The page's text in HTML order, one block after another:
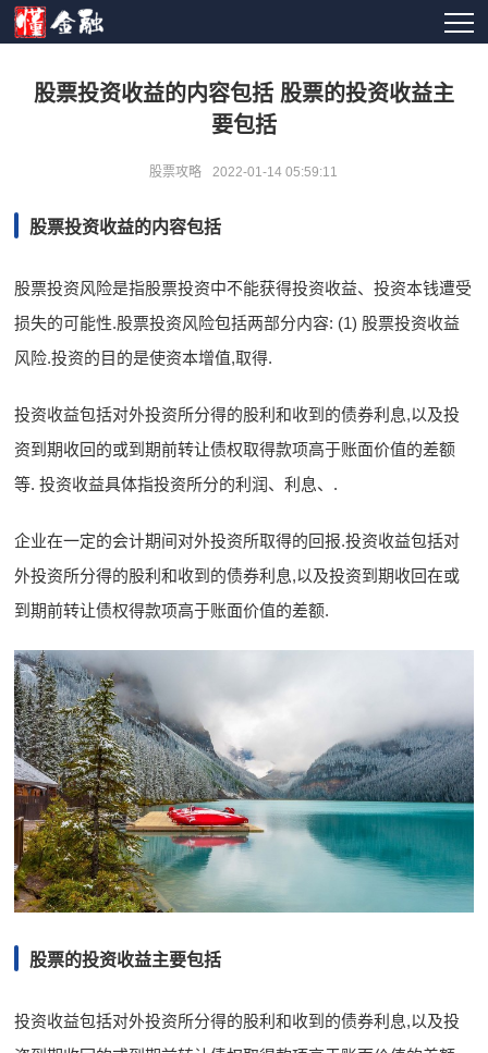
股票投资收益的内容包括 股票的投资收益主
要包括
股票攻略 2022-01-14 05:59:11
股票投资收益的内容包括
股票投资风险是指股票投资中不能获得投资收益、投资本钱遭受
损失的可能性.股票投资风险包括两部分内容: (1) 股票投资收益
风险.投资的目的是使资本增值,取得.
投资收益包括对外投资所分得的股利和收到的债券利息,以及投
资到期收回的或到期前转让债权取得款项高于账面价值的差额
等. 投资收益具体指投资所分的利润、利息、.
企业在一定的会计期间对外投资所取得的回报.投资收益包括对
外投资所分得的股利和收到的债券利息,以及投资到期收回在或
到期前转让债权得款项高于账面价值的差额.
股票的投资收益主要包括
投资收益包括对外投资所分得的股利和收到的债券利息,以及投